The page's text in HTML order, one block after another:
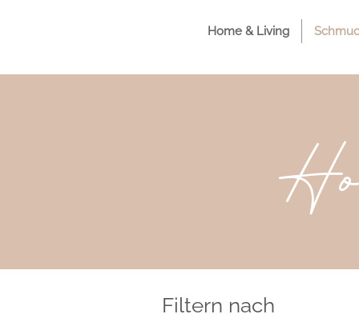
Home & Living
Filtern nach